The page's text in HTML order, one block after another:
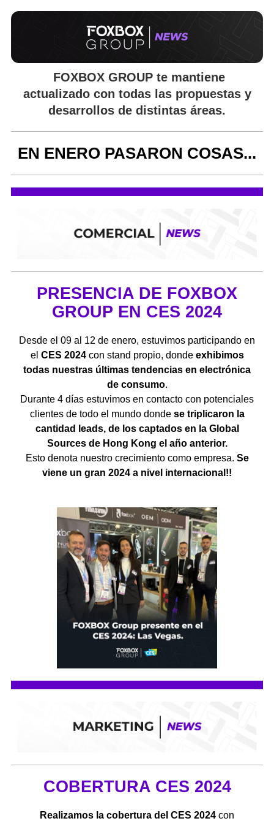
FOXBOX GROUPte mantiene
actualizado con todas las propuestas y
desarrollos de distintas áreas.
EN ENERO PASARON COSAS...
PRESENCIA DE FOXBOX
GROUP EN CES 2024
Desde el 09 al 12 de enero, estuvimos participando en
el CES 2024con stand propio, donde exhibimos
todas nuestras últimas tendencias en electrónica
de consumo.
Durante 4 días estuvimos en contacto con potenciales
clientes de todo el mundo donde se triplicaron la
cantidad leads, de los captados en la Global
Sources de Hong Kong el año anterior.
Esto denota nuestro crecimiento como empresa. Se
viene un gran 2024 a nivel internacional!!
COBERTURA CES 2024
Realizamos la cobertura del CES 2024 con